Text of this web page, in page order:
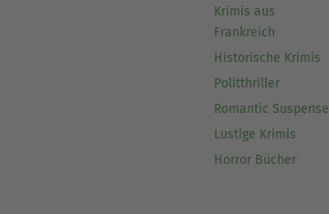
Krimis aus
Frankreich
Historische Krimis
Politthriller
Romantic Suspense
Lustige Krimis
Horror Bücher